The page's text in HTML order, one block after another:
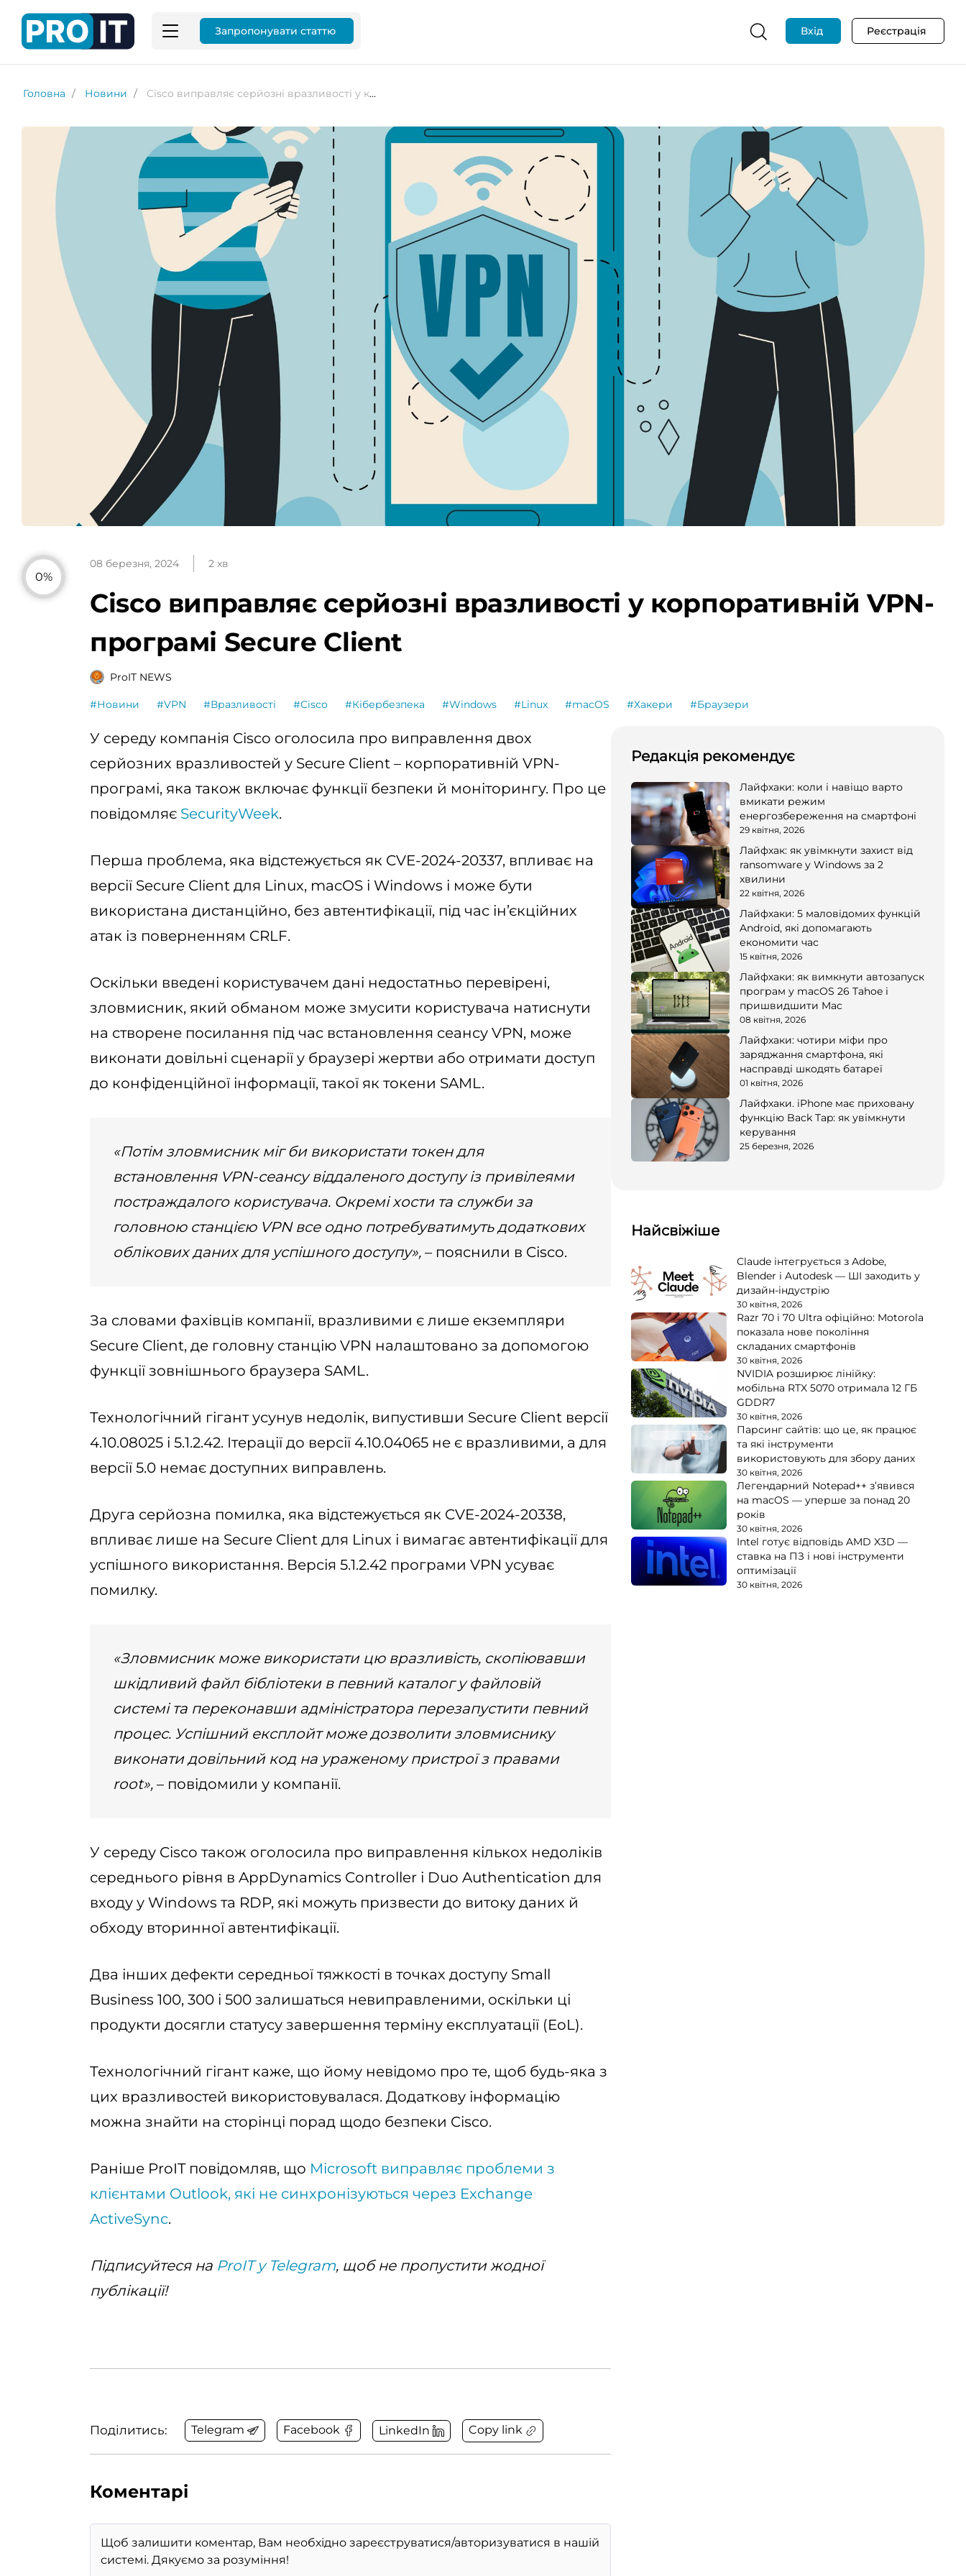
Запропонувати статтю Вхід Реєстрація
Головна Новини Cisco виправляє серйозні вразливості у корпоративній VPN-програмі Secure Client
0%
08 березня, 2024 2 хв
Cisco виправляє серйозні вразливості у корпоративній VPN-
програмі Secure Client
ProIT NEWS
#Новини #VPN #Вразливості #Cisco #Кібербезпека #Windows #Linux #macOS #Хакери #Браузери
У середу компанія Cisco оголосила про виправлення двох
серйозних вразливостей у Secure Client – корпоративній VPN-
програмі, яка також включає функції безпеки й моніторингу. Про це
повідомляє SecurityWeek.
Перша проблема, яка відстежується як CVE-2024-20337, впливає на
версії Secure Client для Linux, macOS і Windows і може бути
використана дистанційно, без автентифікації, під час ін’єкційних
атак із поверненням CRLF.
Оскільки введені користувачем дані недостатньо перевірені,
зловмисник, який обманом може змусити користувача натиснути
на створене посилання під час встановлення сеансу VPN, може
виконати довільні сценарії у браузері жертви або отримати доступ
до конфіденційної інформації, такої як токени SAML.
«Потім зловмисник міг би використати токен для
встановлення VPN-сеансу віддаленого доступу із привілеями
постраждалого користувача. Окремі хости та служби за
головною станцією VPN все одно потребуватимуть додаткових
облікових даних для успішного доступу», – пояснили в Cisco.
За словами фахівців компанії, вразливими є лише екземпляри
Secure Client, де головну станцію VPN налаштовано за допомогою
функції зовнішнього браузера SAML.
Технологічний гігант усунув недолік, випустивши Secure Client версії
4.10.08025 і 5.1.2.42. Ітерації до версії 4.10.04065 не є вразливими, а для
версії 5.0 немає доступних виправлень.
Друга серйозна помилка, яка відстежується як CVE-2024-20338,
впливає лише на Secure Client для Linux і вимагає автентифікації для
успішного використання. Версія 5.1.2.42 програми VPN усуває
помилку.
«Зловмисник може використати цю вразливість, скопіювавши
шкідливий файл бібліотеки в певний каталог у файловій
системі та переконавши адміністратора перезапустити певний
процес. Успішний експлойт може дозволити зловмиснику
виконати довільний код на ураженому пристрої з правами
root», – повідомили у компанії.
У середу Cisco також оголосила про виправлення кількох недоліків
середнього рівня в AppDynamics Controller і Duo Authentication для
входу у Windows та RDP, які можуть призвести до витоку даних й
обходу вторинної автентифікації.
Два інших дефекти середньої тяжкості в точках доступу Small
Business 100, 300 і 500 залишаться невиправленими, оскільки ці
продукти досягли статусу завершення терміну експлуатації (EoL).
Технологічний гігант каже, що йому невідомо про те, щоб будь-яка з
цих вразливостей використовувалася. Додаткову інформацію
можна знайти на сторінці порад щодо безпеки Cisco.
Раніше ProIT повідомляв, що Microsoft виправляє проблеми з
клієнтами Outlook, які не синхронізуються через Exchange
ActiveSync.
Підписуйтеся на ProIT у Telegram, щоб не пропустити жодної
публікації!
Поділитись: Telegram Facebook LinkedIn Copy link
Коментарі
Редакція рекомендує
Лайфхаки: коли і навіщо варто
вмикати режим
енергозбереження на смартфоні
29 квітня, 2026
Лайфхак: як увімкнути захист від
ransomware у Windows за 2
хвилини
22 квітня, 2026
Лайфхаки: 5 маловідомих функцій
Android, які допомагають
економити час
15 квітня, 2026
Лайфхаки: як вимкнути автозапуск
програм у macOS 26 Tahoe і
пришвидшити Mac
08 квітня, 2026
Лайфхаки: чотири міфи про
заряджання смартфона, які
насправді шкодять батареї
01 квітня, 2026
Лайфхаки. iPhone має приховану
функцію Back Tap: як увімкнути
керування
25 березня, 2026
Найсвіжіше
Claude інтегрується з Adobe,
Blender і Autodesk — ШІ заходить у
дизайн-індустрію
30 квітня, 2026
Razr 70 і 70 Ultra офіційно: Motorola
показала нове покоління
складаних смартфонів
30 квітня, 2026
NVIDIA розширює лінійку:
мобільна RTX 5070 отримала 12 ГБ
GDDR7
30 квітня, 2026
Парсинг сайтів: що це, як працює
та які інструменти
використовують для збору даних
30 квітня, 2026
Легендарний Notepad++ з’явився
на macOS — уперше за понад 20
років
30 квітня, 2026
Intel готує відповідь AMD X3D —
ставка на ПЗ і нові інструменти
оптимізації
30 квітня, 2026